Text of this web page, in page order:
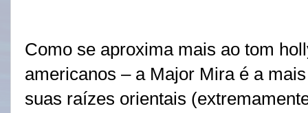
Como se aproxima mais ao tom
americanos – a Major Mira é a
suas raízes orientais